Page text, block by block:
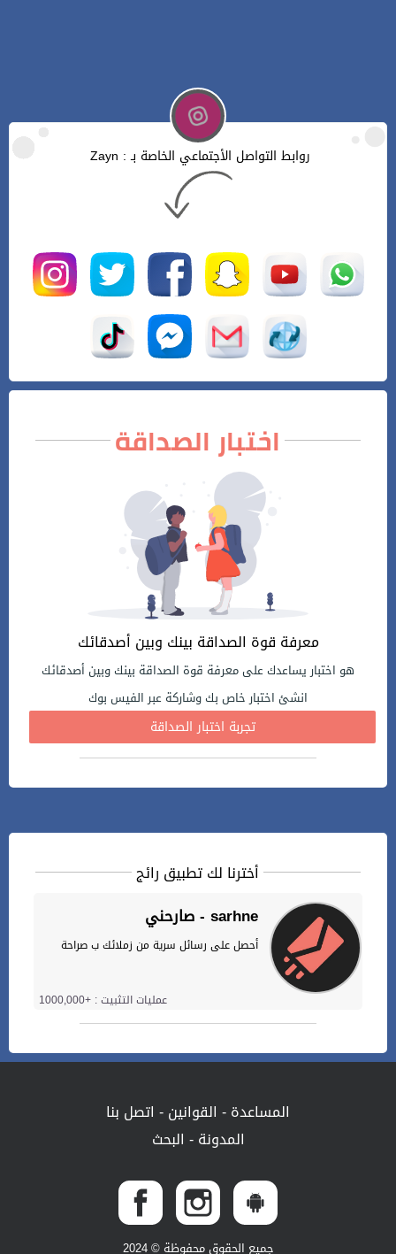
روابط التواصل الأجتماعي الخاصة بـ : Zayn
اختبار الصداقة
معرفة قوة الصداقة بينك وبين أصدقائك
هو اختبار يساعدك على معرفة قوة الصداقة بينك وبين أصدقائك
انشئ اختبار خاص بك وشاركة عبر الفيس بوك
تجربة اختبار الصداقة
أخترنا لك تطبيق رائج
صارحني - sarhne
أحصل على رسائل سرية من زملائك ب صراحة
عمليات التثبيت : +1000,000
المساعدة- القوانين- اتصل بنا
المدونة- البحث
جميع الحقوق محفوظة © 2024